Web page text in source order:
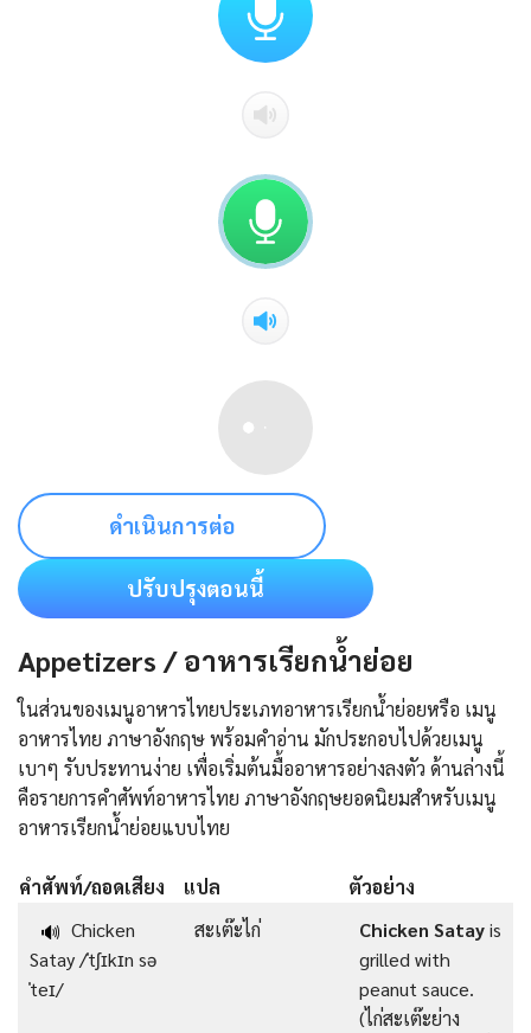
ดำเนินการต่อ
ปรับปรุงตอนนี้
Appetizers / อาหารเรียกน้ำย่อย
ในส่วนของเมนูอาหารไทยประเภทอาหารเรียกน้ำย่อยหรือ เมนู
อาหารไทย ภาษาอังกฤษ พร้อมคำอ่าน มักประกอบไปด้วยเมนู
เบาๆ รับประทานง่าย เพื่อเริ่มต้นมื้ออาหารอย่างลงตัว ด้านล่างนี้
คือรายการคําศัพท์อาหารไทย ภาษาอังกฤษยอดนิยมสำหรับเมนู
อาหารเรียกน้ำย่อยแบบไทย
คำศัพท์/ถอดเสียง แปล
ตัวอย่าง
🔊 Chicken
Satay /ˈtʃɪkɪn sə
ˈteɪ/
สะเต๊ะไก่ Chicken Satayis
grilled with
peanut sauce.
(ไก่สะเต๊ะย่าง